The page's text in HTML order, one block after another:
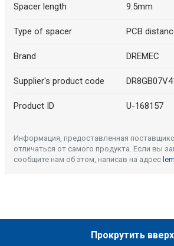
Spacer length 9.5mm
Type of spacer PCB
Brand DREMEC
Supplier's product code
Product ID U-168157
Информация, предоставленная
отличаться от самого продукта. Если вы
сообщите нам об этом, написав на адрес
Прокрутить вверх